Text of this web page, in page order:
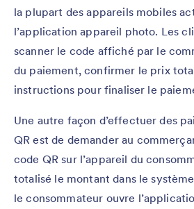
la plupart des appareils mobiles
l’application appareil photo. Les
scanner le code affiché par le
du paiement, confirmer le prix
instructions pour finaliser le
Une autre façon d’effectuer des
QR est de demander au
code QR sur l’appareil du
totalisé le montant dans le
le consommateur ouvre